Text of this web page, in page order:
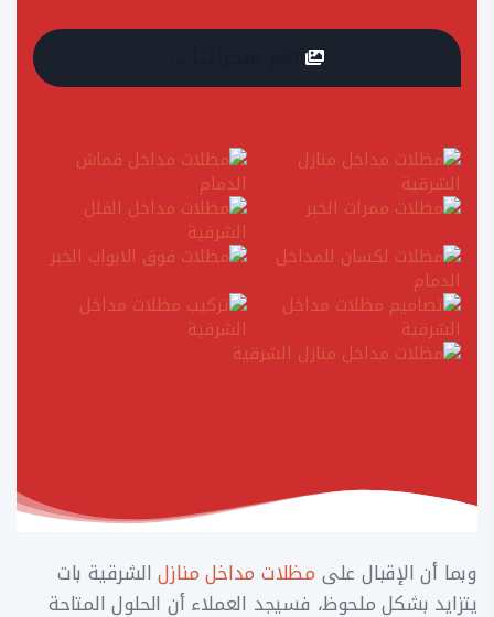
وبما أن الإقبال على مظلات مداخل منازلالشرقية بات
يتزايد بشكل ملحوظ، فسيجد العملاء أن الحلول المتاحة